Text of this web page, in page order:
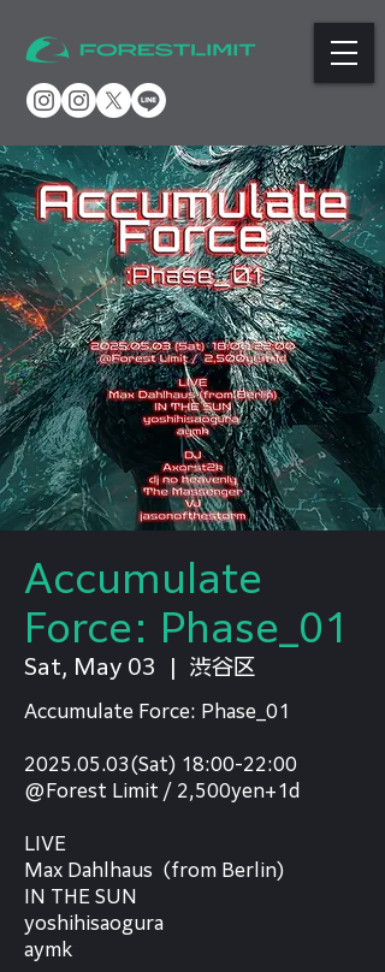
Accumulate
Force: Phase_01
Sat, May 03 渋谷区
Accumulate Force: Phase_01
2025.05.03(Sat) 18:00-22:00
@Forest Limit / 2,500yen+1d
LIVE
Max Dahlhaus（from Berlin)
IN THE SUN
yoshihisaogura
aymk